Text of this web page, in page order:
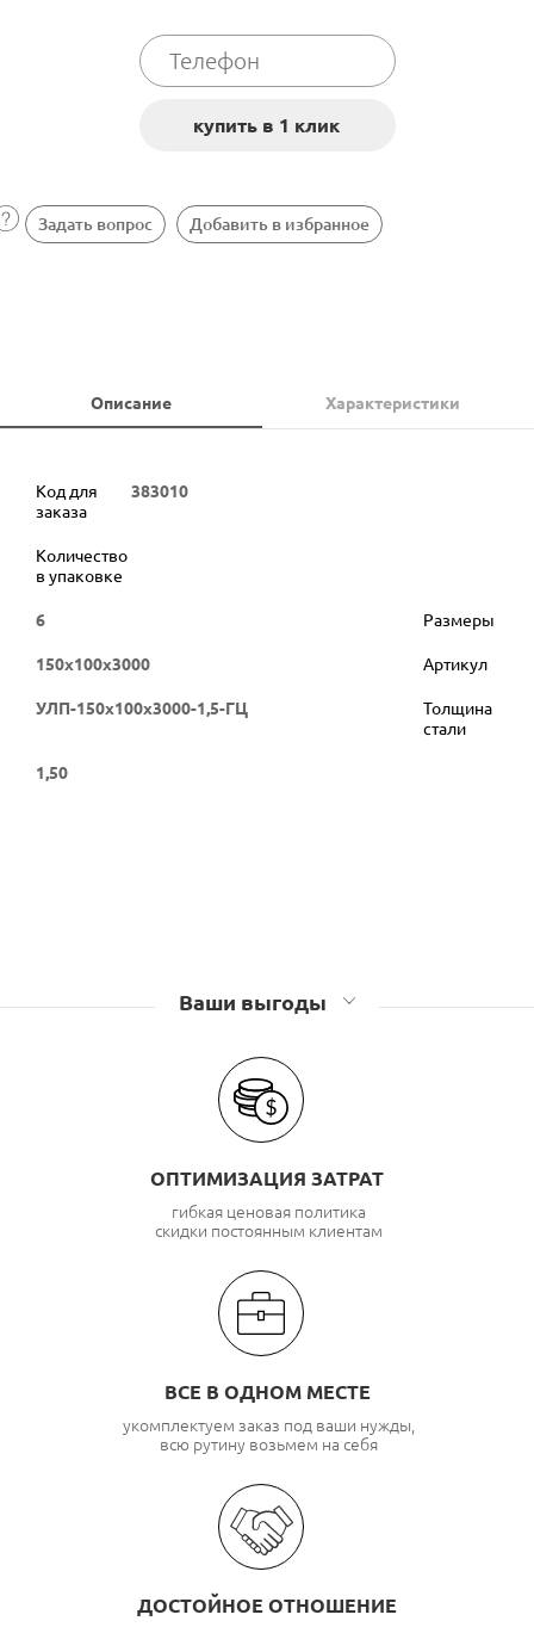
Задать вопрос Добавить в избранное
Описание Характеристики
Код для
заказа
383010
Количество
в упаковке
6 Размеры
150х100х3000 Артикул
УЛП-150х100х3000-1,5-ГЦ
Толщина
стали
1,50
Ваши выгоды
ОПТИМИЗАЦИЯ ЗАТРАТ
гибкая ценовая политика
скидки постоянным клиентам
ВСЕ В ОДНОМ МЕСТЕ
укомплектуем заказ под ваши нужды,
всю рутину возьмем на себя
ДОСТОЙНОЕ ОТНОШЕНИЕ